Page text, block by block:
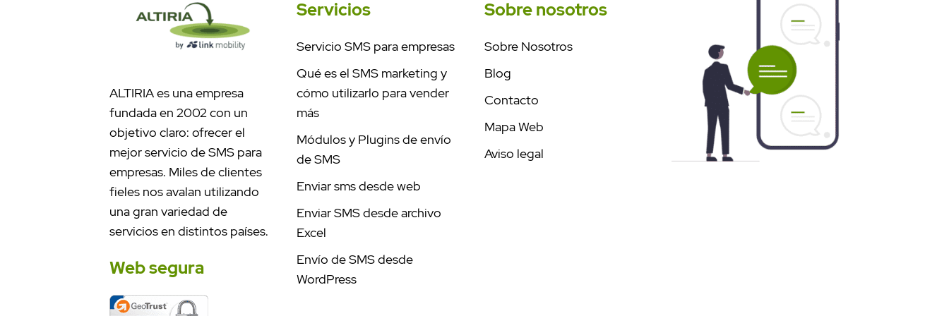
ALTIRIA es una empresa
fundada en 2002 con un
objetivo claro: ofrecer el
mejor servicio de SMS para
empresas. Miles de clientes
fieles nos avalan utilizando
una gran variedad de
servicios en distintos países.
Web segura
Servicios
Servicio SMS para empresas
Qué es el SMS marketing y
cómo utilizarlo para vender
más
Módulos y Plugins de envío
de SMS
Enviar sms desde web
Enviar SMS desde archivo
Excel
Envío de SMS desde
WordPress
Sobre nosotros
Sobre Nosotros
Blog
Contacto
Mapa Web
Aviso legal